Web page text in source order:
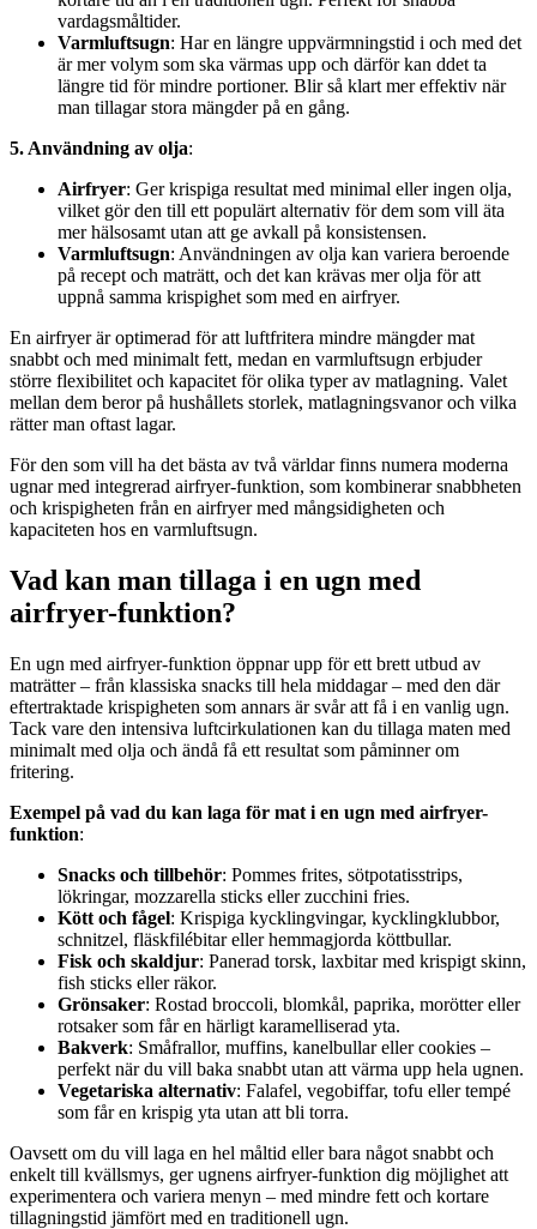
vardagsmåltider.
Varmluftsugn: Har en längre uppvärmningstid i och med det
är mer volym som ska värmas upp och därför kan ddet ta
längre tid för mindre portioner. Blir så klart mer effektiv när
man tillagar stora mängder på en gång.
5. Användning av olja:
Airfryer: Ger krispiga resultat med minimal eller ingen olja,
vilket gör den till ett populärt alternativ för dem som vill äta
mer hälsosamt utan att ge avkall på konsistensen.
Varmluftsugn: Användningen av olja kan variera beroende
på recept och maträtt, och det kan krävas mer olja för att
uppnå samma krispighet som med en airfryer.
En airfryer är optimerad för att luftfritera mindre mängder mat
snabbt och med minimalt fett, medan en varmluftsugn erbjuder
större flexibilitet och kapacitet för olika typer av matlagning. Valet
mellan dem beror på hushållets storlek, matlagningsvanor och vilka
rätter man oftast lagar.
För den som vill ha det bästa av två världar finns numera moderna
ugnar med integrerad airfryer-funktion, som kombinerar snabbheten
och krispigheten från en airfryer med mångsidigheten och
kapaciteten hos en varmluftsugn.
Vad kan man tillaga i en ugn med
airfryer-funktion?
En ugn med airfryer-funktion öppnar upp för ett brett utbud av
maträtter – från klassiska snacks till hela middagar – med den där
eftertraktade krispigheten som annars är svår att få i en vanlig ugn.
Tack vare den intensiva luftcirkulationen kan du tillaga maten med
minimalt med olja och ändå få ett resultat som påminner om
fritering.
Exempel på vad du kan laga för mat i en ugn med airfryer-
funktion:
Snacks och tillbehör: Pommes frites, sötpotatisstrips,
lökringar, mozzarella sticks eller zucchini fries.
Kött och fågel: Krispiga kycklingvingar, kycklingklubbor,
schnitzel, fläskfilébitar eller hemmagjorda köttbullar.
Fisk och skaldjur: Panerad torsk, laxbitar med krispigt skinn,
fish sticks eller räkor.
Grönsaker: Rostad broccoli, blomkål, paprika, morötter eller
rotsaker som får en härligt karamelliserad yta.
Bakverk: Småfrallor, muffins, kanelbullar eller cookies –
perfekt när du vill baka snabbt utan att värma upp hela ugnen.
Vegetariska alternativ: Falafel, vegobiffar, tofu eller tempé
som får en krispig yta utan att bli torra.
Oavsett om du vill laga en hel måltid eller bara något snabbt och
enkelt till kvällsmys, ger ugnens airfryer-funktion dig möjlighet att
experimentera och variera menyn – med mindre fett och kortare
tillagningstid jämfört med en traditionell ugn.